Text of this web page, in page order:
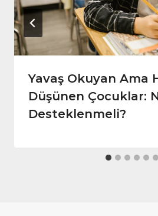
Yavaş Okuyan Ama
Düşünen Çocuklar:
Desteklenmeli?